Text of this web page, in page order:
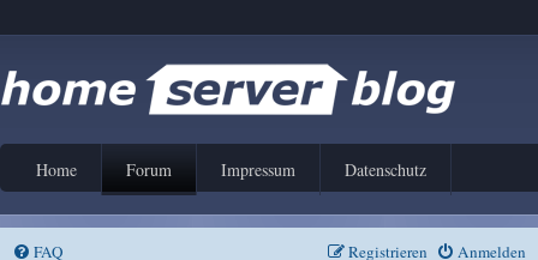
Home Forum Impressum Datenschutz
FAQ Anmelden
Registrieren